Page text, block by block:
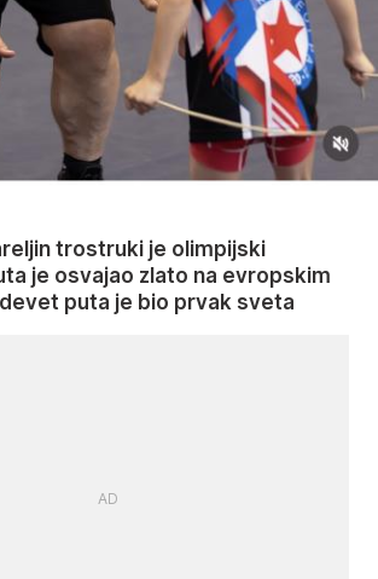
trostruki je olimpijski
je osvajao zlato na evropskim
puta je bio prvak sveta